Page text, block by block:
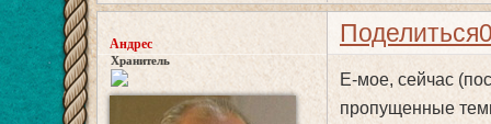
Поделиться
Андрес
Хранитель
Е-мое, сейчас
пропущенные